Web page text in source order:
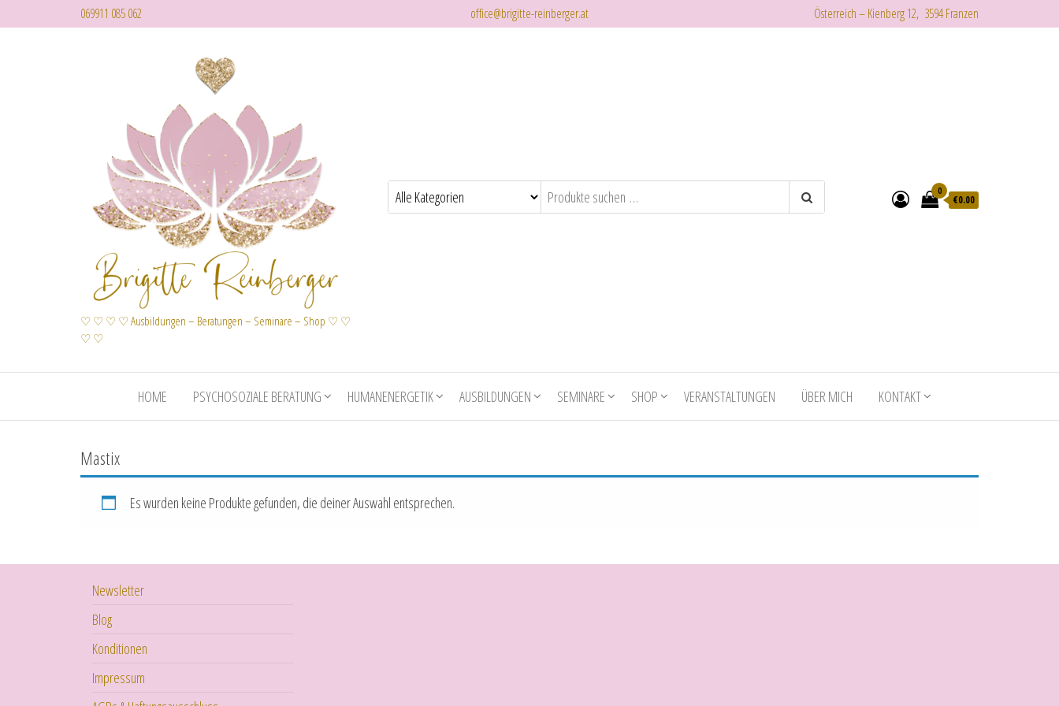
069911 085 062 office@brigitte-reinberger.at Österreich – Kienberg 12, 3594 Franzen
♡ ♡ ♡ ♡ Ausbildungen – Beratungen – Seminare – Shop ♡ ♡
♡ ♡
0
€0.00
HOME PSYCHOSOZIALE BERATUNG HUMANENERGETIK AUSBILDUNGEN SEMINARE SHOP VERANSTALTUNGEN ÜBER MICH KONTAKT
Mastix
Es wurden keine Produkte gefunden, die deiner Auswahl entsprechen.
Newsletter
Blog
Konditionen
Impressum